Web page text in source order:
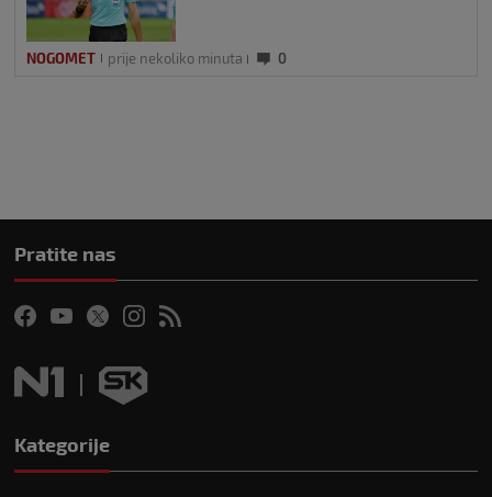
NOGOMET prije nekoliko minuta 0
Pratite nas
Kategorije